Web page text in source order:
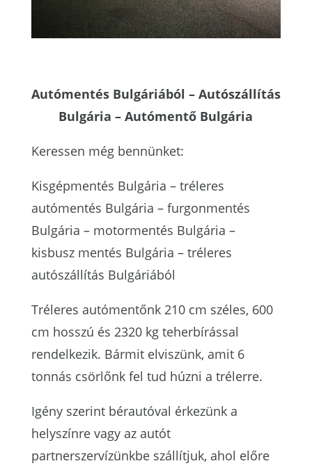
Autómentés Bulgáriából – Autószállítás
Bulgária – Autómentő Bulgária
Keressen még bennünket:
Kisgépmentés Bulgária – tréleres
autómentés Bulgária – furgonmentés
Bulgária – motormentés Bulgária –
kisbusz mentés Bulgária – tréleres
autószállítás Bulgáriából
Tréleres autómentőnk 210 cm széles, 600
cm hosszú és 2320 kg teherbírással
rendelkezik. Bármit elviszünk, amit 6
tonnás csörlőnk fel tud húzni a trélerre.
Igény szerint bérautóval érkezünk a
helyszínre vagy az autót
partnerszervízünkbe szállítjuk, ahol előre